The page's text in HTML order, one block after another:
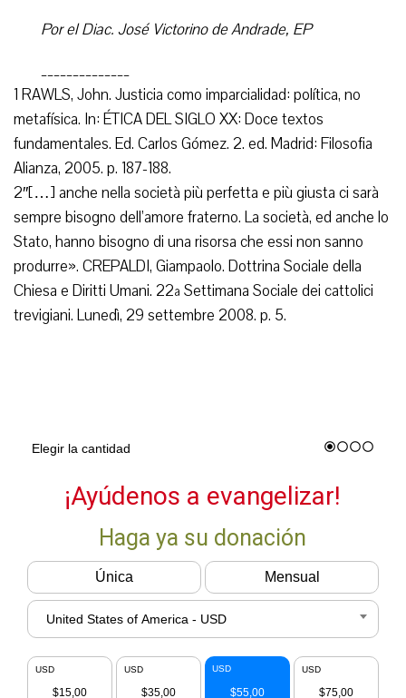
Por el Diac. José Victorino de Andrade, EP
______________
1 RAWLS, John. Justicia como imparcialidad: política, no
metafísica. In: ÉTICA DEL SIGLO XX: Doce textos
fundamentales. Ed. Carlos Gómez. 2. ed. Madrid: Filosofia
Alianza, 2005. p. 187-188.
2″[…] anche nella società più perfetta e più giusta ci sarà
sempre bisogno dell’amore fraterno. La società, ed anche lo
Stato, hanno bisogno di una risorsa che essi non sanno
produrre». CREPALDI, Giampaolo. Dottrina Sociale della
Chiesa e Diritti Umani. 22ª Settimana Sociale dei cattolici
trevigiani. Lunedì, 29 settembre 2008. p. 5.